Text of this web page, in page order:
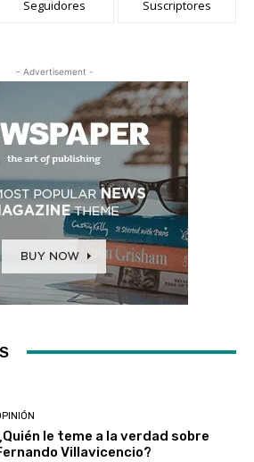
Seguidores Suscriptores
- Advertisement -
le teme a la verdad sobre
Villavicencio?